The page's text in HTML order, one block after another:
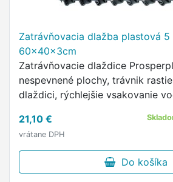
Zatrávňovacia dlažba plastová 5
60x40x3cm
Zatrávňovacie dlaždice
nespevnené plochy, trávnik
dlaždici, rýchlejšie vsakovanie
1,1 m2.
21,10 €
vrátane DPH
Do košíka